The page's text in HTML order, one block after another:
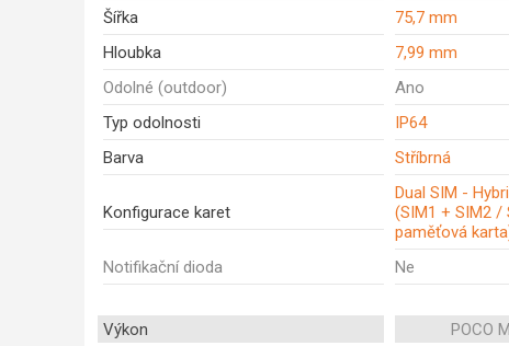
Šířka
75,7 mm
Hloubka
7,99 mm
Odolné (outdoor)
Ano
Typ odolnosti
IP64
Barva
Stříbrná
Konfigurace karet
Dual SIM -
(SIM1 + SIM2 /
paměťová
Notifikační dioda
Ne
Výkon POCO